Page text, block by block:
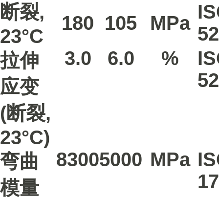
断裂,
23°C
180 105 MPa
拉伸
应变
(断裂,
23°C)
3.0 6.0 %
弯曲
模量
83005000 MPa